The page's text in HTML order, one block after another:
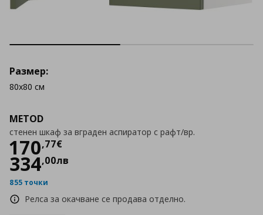
METOD
стенен шкаф за вграден аспиратор с рафт/вр.
170,77€
Цена
334,00лв
855 точки
Релса за окачване се продава отделно.
Размер:
80x80 см